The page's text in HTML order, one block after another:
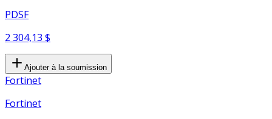
PDSF
2 304,13 $
Ajouter à la soumission
Fortinet
Fortinet